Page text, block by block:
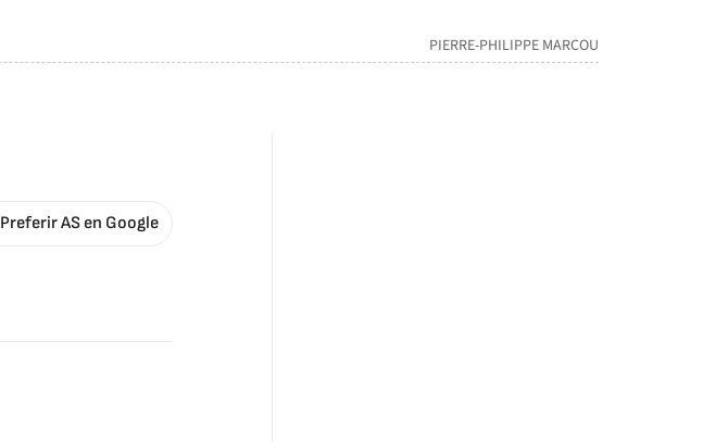
PIERRE-PHILIPPE MARCOU
Preferir AS en Google